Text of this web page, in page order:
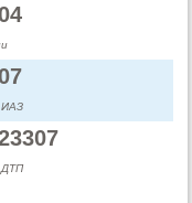
ИАЗ
ДТП